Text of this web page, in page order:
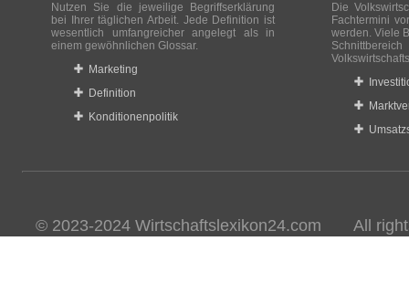
Nutzen Sie die jeweilige Begriffserklärung
bei Ihrer täglichen Arbeit. Jede Definition ist
wesentlich umfangreicher angelegt als in
einem gewöhnlichen Glossar.
Marketing
Definition
Konditionenpolitik
Die
Fachtermini
werden. Viele
© 2023-2024 Wirtschaftslexikon24.com All